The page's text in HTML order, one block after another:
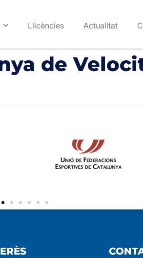
Llicències Actualitat
de